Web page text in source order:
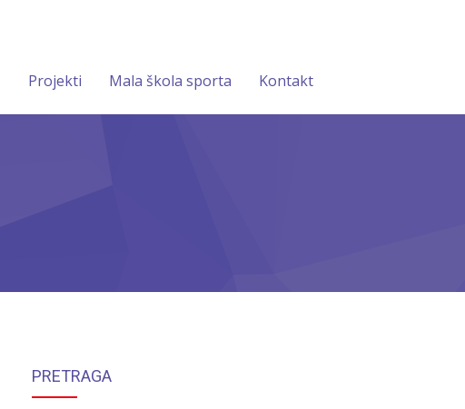
Projekti Mala škola sporta Kontakt
PRETRAGA